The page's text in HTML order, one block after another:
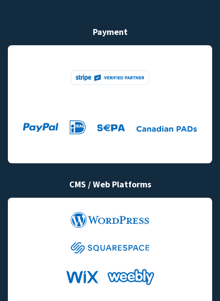
Payment
CMS / Web Platforms